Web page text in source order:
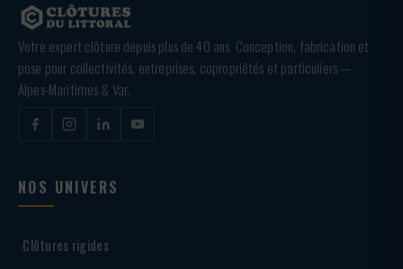
Votre expert clôture depuis plus de 40 ans. Conception, fabrication et
pose pour collectivités, entreprises, copropriétés et particuliers —
Alpes-Maritimes & Var.
NOS UNIVERS
Clôtures rigides